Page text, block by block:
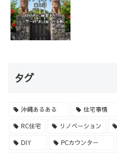
タグ
沖縄あるある 住宅事情
RC住宅 リノベーション
DIY PCカウンター